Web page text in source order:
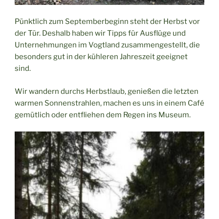
Pünktlich zum Septemberbeginn steht der Herbst vor
der Tür. Deshalb haben wir Tipps für Ausflüge und
Unternehmungen im Vogtland zusammengestellt, die
besonders gut in der kühleren Jahreszeit geeignet
sind.
Wir wandern durchs Herbstlaub, genießen die letzten
warmen Sonnenstrahlen, machen es uns in einem Café
gemütlich oder entfliehen dem Regen ins Museum.